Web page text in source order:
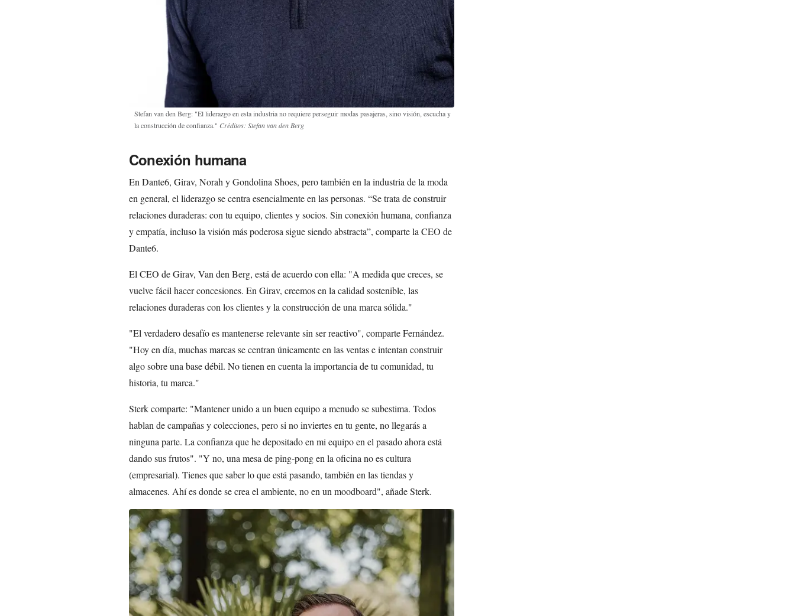
Stefan van den Berg: "El liderazgo en esta industria no requiere perseguir modas pasajeras, sino visión, escucha y
la construcción de confianza." Créditos: Stefan van den Berg
Conexión humana
En Dante6, Girav, Norah y Gondolina Shoes, pero también en la industria de la moda
en general, el liderazgo se centra esencialmente en las personas. “Se trata de construir
relaciones duraderas: con tu equipo, clientes y socios. Sin conexión humana, confianza
y empatía, incluso la visión más poderosa sigue siendo abstracta”, comparte la CEO de
Dante6.
El CEO de Girav, Van den Berg, está de acuerdo con ella: "A medida que creces, se
vuelve fácil hacer concesiones. En Girav, creemos en la calidad sostenible, las
relaciones duraderas con los clientes y la construcción de una marca sólida."
"El verdadero desafío es mantenerse relevante sin ser reactivo", comparte Fernández.
"Hoy en día, muchas marcas se centran únicamente en las ventas e intentan construir
algo sobre una base débil. No tienen en cuenta la importancia de tu comunidad, tu
historia, tu marca."
Sterk comparte: "Mantener unido a un buen equipo a menudo se subestima. Todos
hablan de campañas y colecciones, pero si no inviertes en tu gente, no llegarás a
ninguna parte. La confianza que he depositado en mi equipo en el pasado ahora está
dando sus frutos". "Y no, una mesa de ping-pong en la oficina no es cultura
(empresarial). Tienes que saber lo que está pasando, también en las tiendas y
almacenes. Ahí es donde se crea el ambiente, no en un moodboard", añade Sterk.